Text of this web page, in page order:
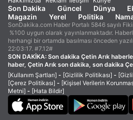
Son Dakika Güncel Dünya
Magazin
Yerel Politika
SonDakika.com Haber Portalı 5846 sayılı
%100 uygun olarak yayınlanmaktadır.
herhangi bir ortamda basılması önceden
22:03:17. #7.12#
SON DAKİKA: Son dakika Çetin Arık
haber, Çetin Arık son dakika, son dakika
[Kullanım Şartları] - [Gizlilik Politikası] -
[Çerez Politikası] - [Kişisel Verilerin
Metni] - [Hata Bildir]